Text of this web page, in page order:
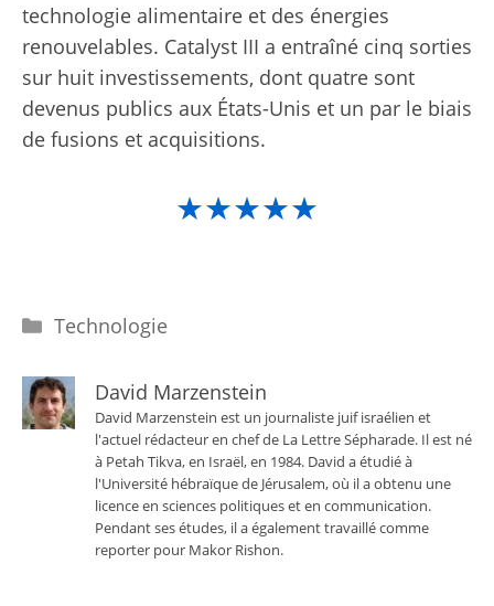
technologie alimentaire et des énergies
renouvelables. Catalyst III a entraîné cinq sorties
sur huit investissements, dont quatre sont
devenus publics aux États-Unis et un par le biais
de fusions et acquisitions.
★★★★★
Catégories
Technologie
David Marzenstein
David Marzenstein est un journaliste juif israélien et
l'actuel rédacteur en chef de La Lettre Sépharade. Il est né
à Petah Tikva, en Israël, en 1984. David a étudié à
l'Université hébraïque de Jérusalem, où il a obtenu une
licence en sciences politiques et en communication.
Pendant ses études, il a également travaillé comme
reporter pour Makor Rishon.